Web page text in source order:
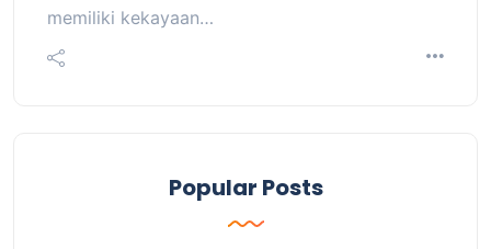
memiliki kekayaan…
Popular Posts